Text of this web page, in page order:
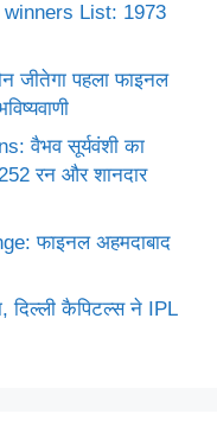
List: 1973
जीतेगा पहला फाइनल
वैभव सूर्यवंशी का
रन और शानदार
फाइनल अहमदाबाद
दिल्ली कैपिटल्स ने IPL